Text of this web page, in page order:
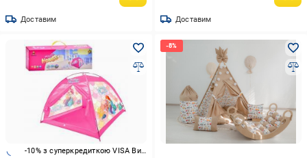
Доставим Доставим
-10% з суперкредиткою VISA Вигода